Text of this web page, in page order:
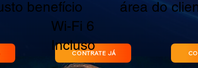
CONTRATE JÁ
Wi-Fi 6
Incluso
benefício
área do